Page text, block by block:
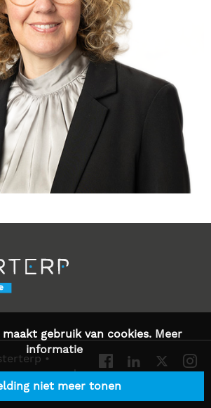
gebruik van cookies. Meer
informatie
niet meer tonen
•
voorwaarden
• Contact